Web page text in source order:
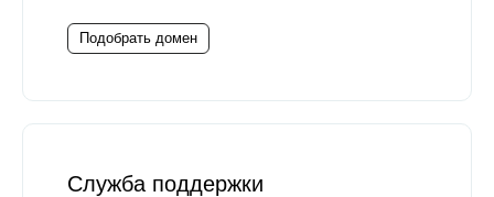
Подобрать домен
Служба поддержки